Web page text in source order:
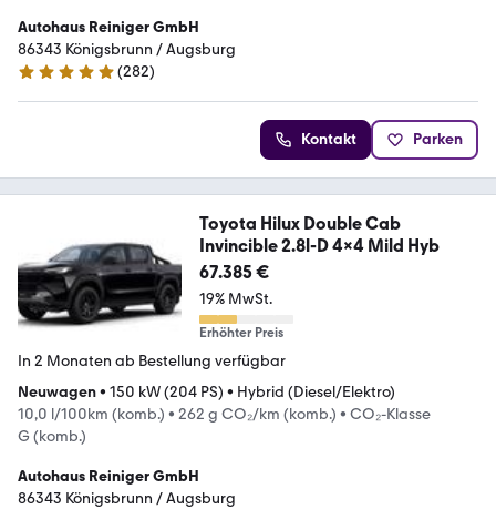
Autohaus Reiniger GmbH
86343 Königsbrunn / Augsburg
4.9 Sterne
(282)
Kontakt Parken
Toyota Hilux Double Cab
Invincible 2.8l-D 4x4 Mild Hyb
67.385 €
19% MwSt.
Erhöhter Preis
In 2 Monaten ab Bestellung verfügbar
Neuwagen• 150 kW (204 PS) • Hybrid (Diesel/Elektro)
10,0 l/100km (komb.) • 262 g CO₂/km (komb.) • CO₂-Klasse
G (komb.)
Autohaus Reiniger GmbH
86343 Königsbrunn / Augsburg